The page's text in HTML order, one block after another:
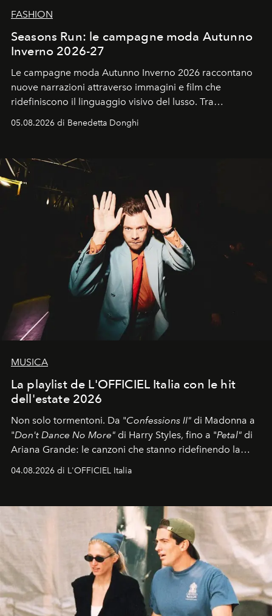
FASHION
Seasons Run: le campagne moda Autunno
Inverno 2026-27
Le campagne moda Autunno Inverno 2026 raccontano
nuove narrazioni attraverso immagini e film che
ridefiniscono il linguaggio visivo del lusso. Tra
protagonisti del cinema, volti della cultura
contemporanea e storytelling d'autore, le maison
di esprimere identità, visione e desiderio.
05.08.2026 di Benedetta Donghi
MUSICA
La playlist de L'OFFICIEL Italia con le hit
dell'estate 2026
Non solo tormentoni. Da "Confessions II" di Madonna a
"Don't Dance No More" di Harry Styles, fino a "Petal" di
Ariana Grande: le canzoni che stanno ridefinendo la
colonna sonora della stagione.
04.08.2026 di L'OFFICIEL Italia